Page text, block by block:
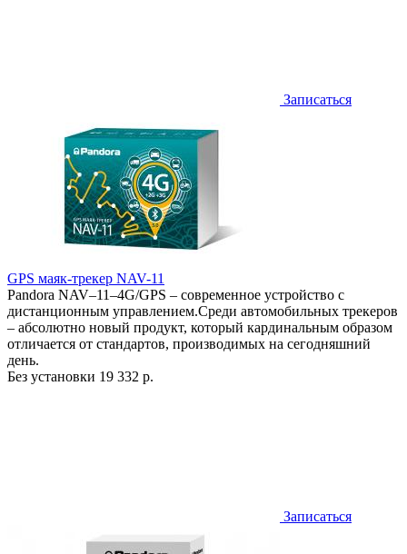
Записаться
GPS маяк-трекер NAV-11
Pandora NAV–11–4G/GPS – современное устройство с
дистанционным управлением.Среди автомобильных трекеров
– абсолютно новый продукт, который кардинальным образом
отличается от стандартов, производимых на сегодняшний
день.
Без установки 19 332 р.
Записаться